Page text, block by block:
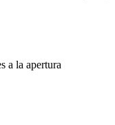
a la apertura